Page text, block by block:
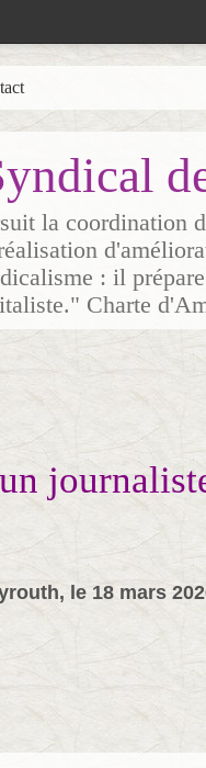
la coordination
: il
Charte
le 18 mars